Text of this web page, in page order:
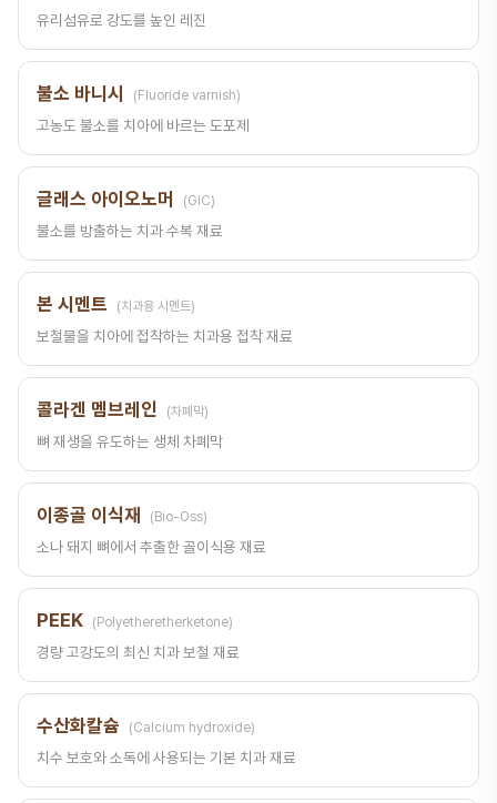
유리섬유로 강도를 높인 레진
불소 바니시 (Fluoride varnish)
고농도 불소를 치아에 바르는 도포제
글래스 아이오노머 (GIC)
불소를 방출하는 치과 수복 재료
본 시멘트 (치과용 시멘트)
보철물을 치아에 접착하는 치과용 접착 재료
콜라겐 멤브레인 (차폐막)
뼈 재생을 유도하는 생체 차폐막
이종골 이식재 (Bio-Oss)
소나 돼지 뼈에서 추출한 골이식용 재료
PEEK (Polyetheretherketone)
경량 고강도의 최신 치과 보철 재료
수산화칼슘 (Calcium hydroxide)
치수 보호와 소독에 사용되는 기본 치과 재료